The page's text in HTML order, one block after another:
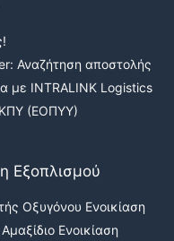
Αναζήτηση αποστολής
με INTRALINK Logistics
(ΕΟΠΥΥ)
Εξοπλισμού
Οξυγόνου Ενοικίαση
Ενοικίαση